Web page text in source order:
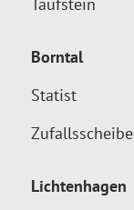
Borntal
Statist
Zufallsscheibe
Lichtenhagen